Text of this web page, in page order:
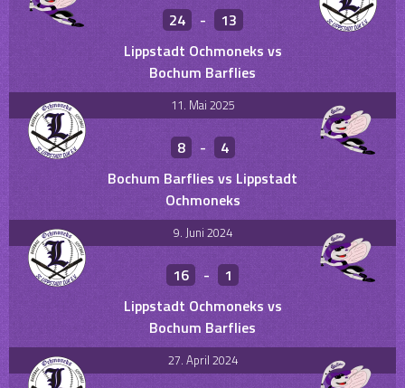
24 -
13
Lippstadt Ochmoneks vs
Bochum Barflies
11. Mai 2025
8 -
4
Bochum Barflies vs Lippstadt
Ochmoneks
9. Juni 2024
16 -
1
Lippstadt Ochmoneks vs
Bochum Barflies
27. April 2024